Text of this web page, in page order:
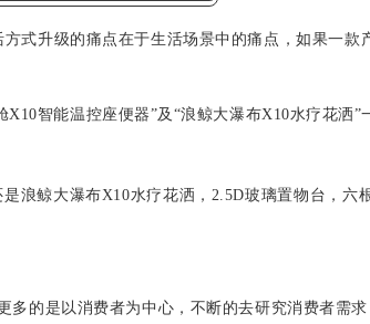
式升级的痛点在于生活场景中的痛点，如果一
智能温控座便器”及“浪鲸大瀑布X10水疗花洒”
浪鲸大瀑布X10水疗花洒，2.5D玻璃置物台，
的是以消费者为中心，不断的去研究消费者需